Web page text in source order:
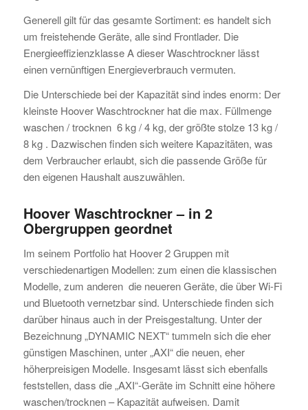
Generell gilt für das gesamte Sortiment: es handelt sich
um freistehende Geräte, alle sind Frontlader. Die
Energieeffizienzklasse A dieser Waschtrockner lässt
einen vernünftigen Energieverbrauch vermuten.
Die Unterschiede bei der Kapazität sind indes enorm: Der
kleinste Hoover Waschtrockner hat die max. Füllmenge
waschen / trocknen 6 kg / 4 kg, der größte stolze 13 kg /
8 kg . Dazwischen finden sich weitere Kapazitäten, was
dem Verbraucher erlaubt, sich die passende Größe für
den eigenen Haushalt auszuwählen.
Hoover Waschtrockner – in 2
Obergruppen geordnet
Im seinem Portfolio hat Hoover 2 Gruppen mit
verschiedenartigen Modellen: zum einen die klassischen
Modelle, zum anderen die neueren Geräte, die über Wi-Fi
und Bluetooth vernetzbar sind. Unterschiede finden sich
darüber hinaus auch in der Preisgestaltung. Unter der
Bezeichnung „DYNAMIC NEXT“ tummeln sich die eher
günstigen Maschinen, unter „AXI“ die neuen, eher
höherpreisigen Modelle. Insgesamt lässt sich ebenfalls
feststellen, dass die „AXI“-Geräte im Schnitt eine höhere
waschen/trocknen – Kapazität aufweisen. Damit